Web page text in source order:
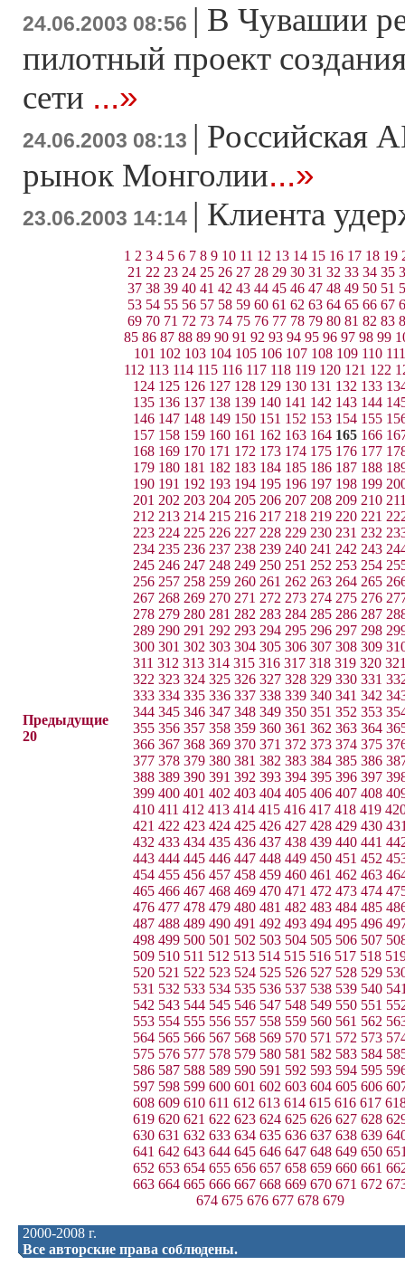
24.06.2003 08:56 | В Чувашии
пилотный проект
сети ...»
24.06.2003 08:13 | Российская
рынок Монголии...»
23.06.2003 14:14 | Клиента
Предыдущие
20
1 2 3 4 5 6 7 8 9 10 11 12 13 14 15 16 17 18 19
21 22 23 24 25 26 27 28 29 30 31 32 33 34 35
37 38 39 40 41 42 43 44 45 46 47 48 49 50 51
53 54 55 56 57 58 59 60 61 62 63 64 65 66 67
69 70 71 72 73 74 75 76 77 78 79 80 81 82 83
85 86 87 88 89 90 91 92 93 94 95 96 97 98 99
101 102 103 104 105 106 107 108 109 110 111
112 113 114 115 116 117 118 119 120 121 122
124 125 126 127 128 129 130 131 132 133
135 136 137 138 139 140 141 142 143 144
146 147 148 149 150 151 152 153 154 155
157 158 159 160 161 162 163 164 165 166
168 169 170 171 172 173 174 175 176 177
179 180 181 182 183 184 185 186 187 188
190 191 192 193 194 195 196 197 198 199
201 202 203 204 205 206 207 208 209 210
212 213 214 215 216 217 218 219 220 221
223 224 225 226 227 228 229 230 231 232
234 235 236 237 238 239 240 241 242 243
245 246 247 248 249 250 251 252 253 254
256 257 258 259 260 261 262 263 264 265
267 268 269 270 271 272 273 274 275 276
278 279 280 281 282 283 284 285 286 287
289 290 291 292 293 294 295 296 297 298
300 301 302 303 304 305 306 307 308 309
311 312 313 314 315 316 317 318 319 320
322 323 324 325 326 327 328 329 330 331
333 334 335 336 337 338 339 340 341 342
344 345 346 347 348 349 350 351 352 353
355 356 357 358 359 360 361 362 363 364
366 367 368 369 370 371 372 373 374 375
377 378 379 380 381 382 383 384 385 386
388 389 390 391 392 393 394 395 396 397
399 400 401 402 403 404 405 406 407 408
410 411 412 413 414 415 416 417 418 419
421 422 423 424 425 426 427 428 429 430
432 433 434 435 436 437 438 439 440 441
443 444 445 446 447 448 449 450 451 452
454 455 456 457 458 459 460 461 462 463
465 466 467 468 469 470 471 472 473 474
476 477 478 479 480 481 482 483 484 485
487 488 489 490 491 492 493 494 495 496
498 499 500 501 502 503 504 505 506 507
509 510 511 512 513 514 515 516 517 518
520 521 522 523 524 525 526 527 528 529
531 532 533 534 535 536 537 538 539 540
542 543 544 545 546 547 548 549 550 551
553 554 555 556 557 558 559 560 561 562
564 565 566 567 568 569 570 571 572 573
575 576 577 578 579 580 581 582 583 584
586 587 588 589 590 591 592 593 594 595
597 598 599 600 601 602 603 604 605 606
608 609 610 611 612 613 614 615 616 617
619 620 621 622 623 624 625 626 627 628
630 631 632 633 634 635 636 637 638 639
641 642 643 644 645 646 647 648 649 650
652 653 654 655 656 657 658 659 660 661
663 664 665 666 667 668 669 670 671 672
674 675 676 677 678 679
2000-2008 г.
Все авторские права соблюдены.